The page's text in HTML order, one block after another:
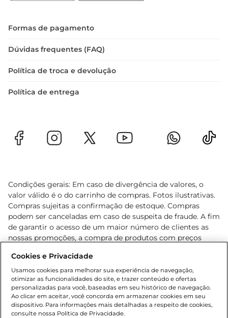
das suas pedras e transforme seu ambiente
Formas de pagamento
Dúvidas frequentes (FAQ)
Política de troca e devolução
Política de entrega
Condições gerais: Em caso de divergência de valores, o
valor válido é o do carrinho de compras. Fotos ilustrativas.
Compras sujeitas a confirmação de estoque. Compras
podem ser canceladas em caso de suspeita de fraude. A fim
de garantir o acesso de um maior número de clientes as
nossas promoções, a compra de produtos com preços
cliente. Os preços, ofertas e condições são exclusivos para
o e-commerce e válidos durante o dia de hoje, podendo
sofrer alterações sem prévia notificação. Proibida a venda
de bebidas alcoólicas para menores de 18 anos, conforme
Lei n.º 8069/90, art. 81, inciso II (Estatuto da Criança e do
Adolescente). Preços e condições exclusivos para o
Cookies e Privacidade
Usamos cookies para melhorar sua experiência de navegação,
otimizar as funcionalidades do site, e trazer conteúdo e ofertas
personalizadas para você, baseadas em seu histórico de navegação.
Ao clicar em aceitar, você concorda em armazenar cookies em seu
dispositivo. Para informações mais detalhadas a respeito de cookies,
consulte nossa Política de Privacidade.